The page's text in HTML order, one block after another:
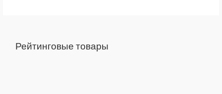
Рейтинговые товары